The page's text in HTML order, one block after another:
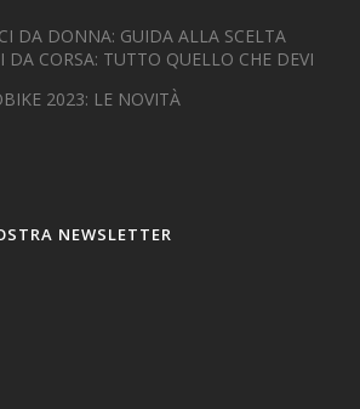
DA DONNA: GUIDA ALLA SCELTA
DA CORSA: TUTTO QUELLO CHE DEVI
2023: LE NOVITÀ
NEWSLETTER